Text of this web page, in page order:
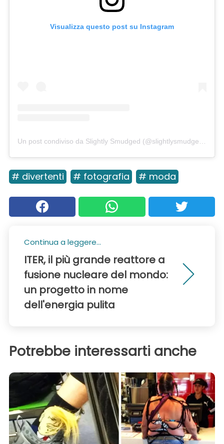
Visualizza questo post su Instagram
# divertenti # fotografia # moda
Continua a leggere...
ITER, il più grande reattore a
fusione nucleare del mondo:
un progetto in nome
dell'energia pulita
Potrebbe interessarti anche